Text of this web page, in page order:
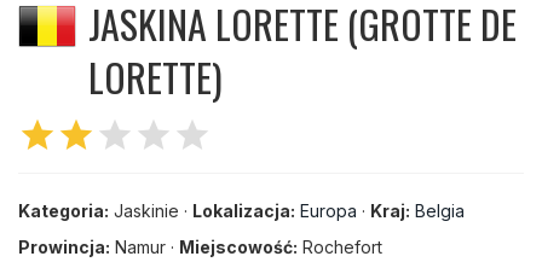
JASKINA LORETTE (GROTTE DE
LORETTE)
starstar star star star
Kategoria: Jaskinie · Lokalizacja: Europa · Kraj: Belgia
Prowincja: Namur · Miejscowość: Rochefort